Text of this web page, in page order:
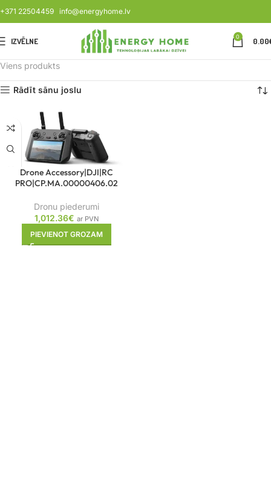
+371 22504459 info@energyhome.lv
IZVĒLNE 0 0.00
Viens produkts
Rādīt sānu joslu
Drone Accessory|DJI|RC
PRO|CP.MA.00000406.02
Dronu piederumi
1,012.36€ ar PVN
PIEVIENOT GROZAM